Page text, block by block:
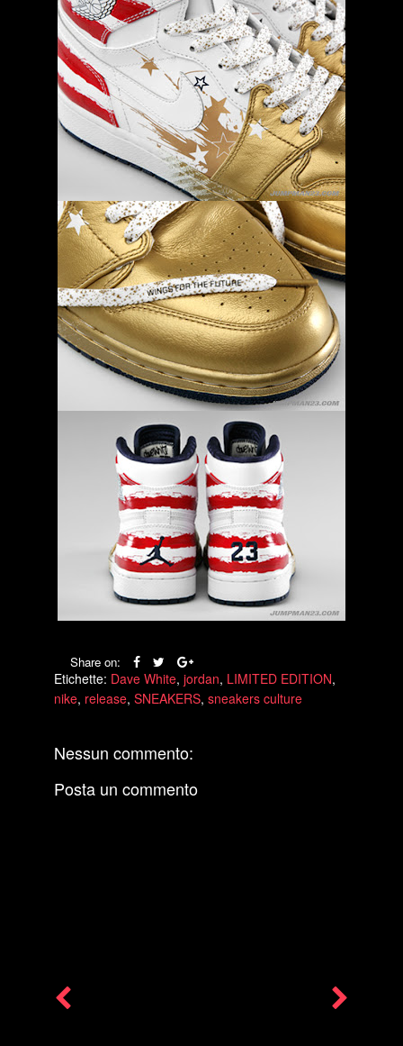
Share on:
Etichette: Dave White, jordan, LIMITED EDITION,
nike, release, SNEAKERS, sneakers culture
Nessun commento:
Posta un commento